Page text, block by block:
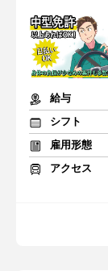
給与
シフト
雇用形態
アクセス